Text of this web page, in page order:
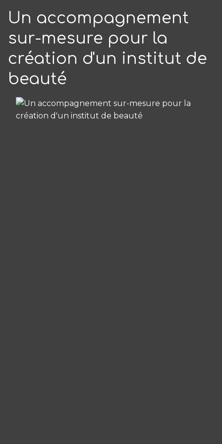
Un accompagnement
sur-mesure pour la
création d'un institut de
beauté